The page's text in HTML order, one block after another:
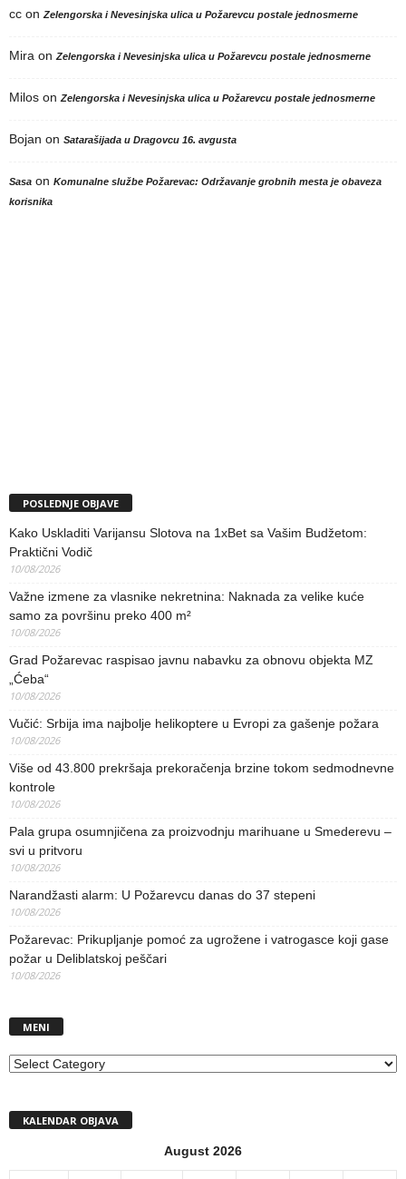
cc on Zelengorska i Nevesinjska ulica u Požarevcu postale jednosmerne
Mira on Zelengorska i Nevesinjska ulica u Požarevcu postale jednosmerne
Milos on Zelengorska i Nevesinjska ulica u Požarevcu postale jednosmerne
Bojan on Satarašijada u Dragovcu 16. avgusta
Sasa on Komunalne službe Požarevac: Održavanje grobnih mesta je obaveza
korisnika
POSLEDNJE OBJAVE
Kako Uskladiti Varijansu Slotova na 1xBet sa Vašim Budžetom:
Praktični Vodič
10/08/2026
Važne izmene za vlasnike nekretnina: Naknada za velike kuće
samo za površinu preko 400 m²
10/08/2026
Grad Požarevac raspisao javnu nabavku za obnovu objekta MZ
„Ćeba“
10/08/2026
Vučić: Srbija ima najbolje helikoptere u Evropi za gašenje požara
10/08/2026
Više od 43.800 prekršaja prekoračenja brzine tokom sedmodnevne
kontrole
10/08/2026
Pala grupa osumnjičena za proizvodnju marihuane u Smederevu –
svi u pritvoru
10/08/2026
Narandžasti alarm: U Požarevcu danas do 37 stepeni
10/08/2026
Požarevac: Prikupljanje pomoć za ugrožene i vatrogasce koji gase
požar u Deliblatskoj peščari
10/08/2026
MENI
MENI
KALENDAR OBJAVA
August 2026